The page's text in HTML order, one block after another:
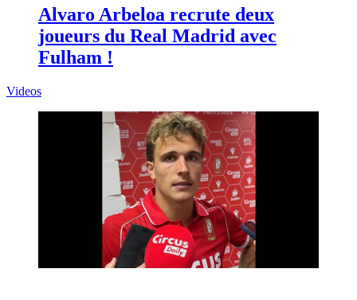
Alvaro Arbeloa recrute deux
joueurs du Real Madrid avec
Fulham !
Videos